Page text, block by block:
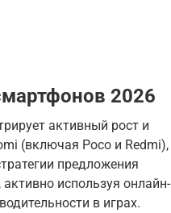
2026
активный рост и
(включая Poco и Redmi),
предложения
используя онлайн-
в играх.